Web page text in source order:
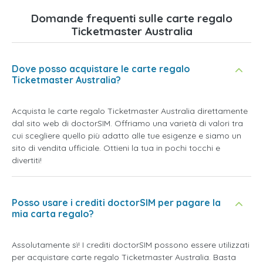
Domande frequenti sulle carte regalo
Ticketmaster Australia
Dove posso acquistare le carte regalo
Ticketmaster Australia?
Acquista le carte regalo Ticketmaster Australia direttamente
dal sito web di doctorSIM. Offriamo una varietà di valori tra
cui scegliere quello più adatto alle tue esigenze e siamo un
sito di vendita ufficiale. Ottieni la tua in pochi tocchi e
divertiti!
Posso usare i crediti doctorSIM per pagare la
mia carta regalo?
Assolutamente sì! I crediti doctorSIM possono essere utilizzati
per acquistare carte regalo Ticketmaster Australia. Basta